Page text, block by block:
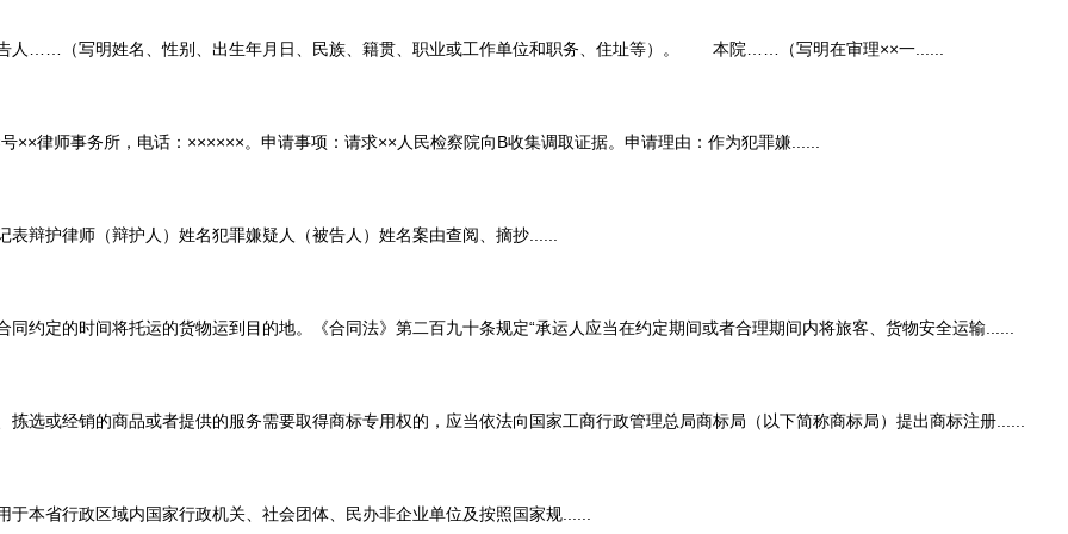
姓名、性别、出生年月日、民族、籍贯、职业或工作单位和职务、住址等）。 本院……（写明在审理××一......
律师事务所，电话：××××××。申请事项：请求××人民检察院向B收集调取证据。申请理由：作为犯罪嫌......
护律师（辩护人）姓名犯罪嫌疑人（被告人）姓名案由查阅、摘抄......
的时间将托运的货物运到目的地。《合同法》第二百九十条规定“承运人应当在约定期间或者合理期间内将旅客、货物安全运输......
经销的商品或者提供的服务需要取得商标专用权的，应当依法向国家工商行政管理总局商标局（以下简称商标局）提出商标注册......
省行政区域内国家行政机关、社会团体、民办非企业单位及按照国家规......